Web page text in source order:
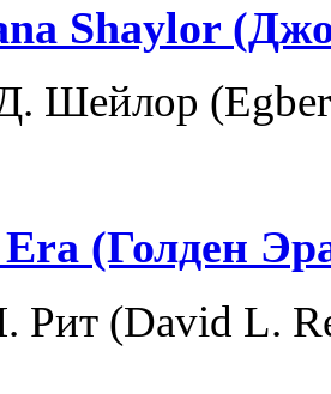
Shaylor
Шейлор
(Голден
Рит (David L.